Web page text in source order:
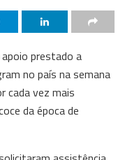
prestado a
no país na semana
cada vez mais
da época de